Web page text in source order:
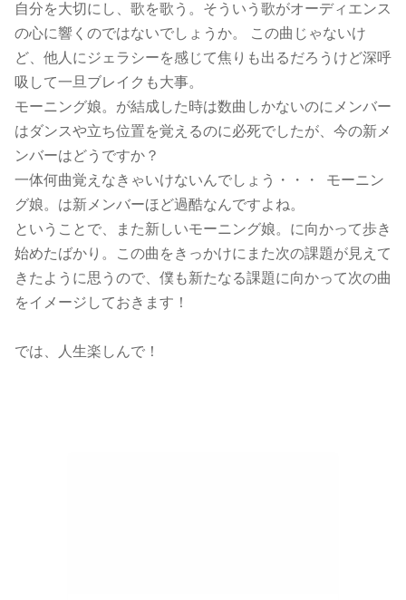
自分を大切にし、歌を歌う。そういう歌がオーディエンス
の心に響くのではないでしょうか。 この曲じゃないけ
ど、他人にジェラシーを感じて焦りも出るだろうけど深呼
吸して一旦ブレイクも大事。
モーニング娘。が結成した時は数曲しかないのにメンバー
はダンスや立ち位置を覚えるのに必死でしたが、今の新メ
ンバーはどうですか？
一体何曲覚えなきゃいけないんでしょう・・・ モーニン
グ娘。は新メンバーほど過酷なんですよね。
ということで、また新しいモーニング娘。に向かって歩き
始めたばかり。この曲をきっかけにまた次の課題が見えて
きたように思うので、僕も新たなる課題に向かって次の曲
をイメージしておきます！
では、人生楽しんで！